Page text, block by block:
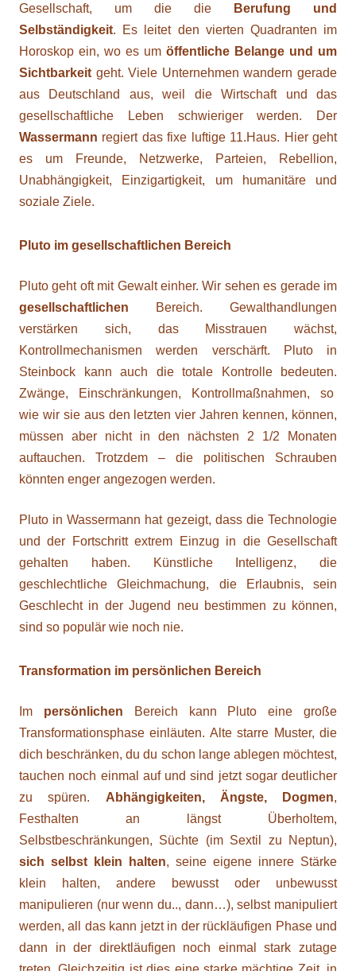
Gesellschaft, um die die
Berufung und
Selbständigkeit. Es leitet den vierten Quadranten im
Horoskop ein, wo es um öffentliche Belange und um
Sichtbarkeit geht. Viele Unternehmen wandern gerade
aus Deutschland aus, weil die Wirtschaft und das
gesellschaftliche Leben schwieriger werden. Der
Wassermann regiert das fixe luftige 11.Haus. Hier geht
es um Freunde, Netzwerke, Parteien, Rebellion,
Unabhängigkeit, Einzigartigkeit, um humanitäre und
soziale Ziele.
Pluto im gesellschaftlichen Bereich
Pluto geht oft mit Gewalt einher. Wir sehen es gerade im
gesellschaftlichen Bereich. Gewalthandlungen
verstärken sich, das Misstrauen wächst,
Kontrollmechanismen werden verschärft. Pluto in
Steinbock kann auch die totale Kontrolle bedeuten.
Zwänge, Einschränkungen, Kontrollmaßnahmen, so
wie wir sie aus den letzten vier Jahren kennen, können,
müssen aber nicht in den nächsten 2 1/2 Monaten
auftauchen. Trotzdem – die politischen Schrauben
könnten enger angezogen werden.
Pluto in Wassermann hat gezeigt, dass die Technologie
und der Fortschritt extrem Einzug in die Gesellschaft
gehalten haben. Künstliche Intelligenz, die
geschlechtliche Gleichmachung, die Erlaubnis, sein
Geschlecht in der Jugend neu bestimmen zu können,
sind so populär wie noch nie.
Transformation im persönlichen Bereich
Im persönlichen Bereich kann Pluto eine große
Transformationsphase einläuten. Alte starre Muster, die
dich beschränken, du du schon lange ablegen möchtest,
tauchen noch einmal auf und sind jetzt sogar deutlicher
zu spüren. Abhängigkeiten, Ängste, Dogmen,
Festhalten an längst Überholtem,
Selbstbeschränkungen, Süchte (im Sextil zu Neptun),
sich selbst klein halten, seine eigene innere Stärke
klein halten, andere bewusst oder unbewusst
manipulieren (nur wenn du.., dann…), selbst manipuliert
werden, all das kann jetzt in der rückläufigen Phase und
dann in der direktläufigen noch einmal stark zutage